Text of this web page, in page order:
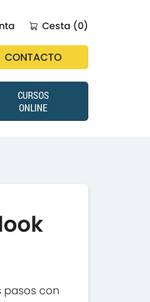
Cesta (0)
CONTACTO
CURSOS
ONLINE
pasos con